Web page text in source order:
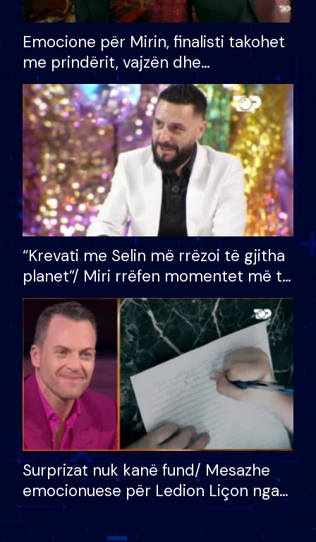
Emocione për Mirin, finalisti takohet
me prindërit, vajzën dhe
bashkëshorten: S’kemi ndonjë letër
divorci apo jo?
“Krevati me Selin më rrëzoi të gjitha
planet”/ Miri rrëfen momentet më të
bukura në shtëpinë e BB VIP: Do më
mungojë zilja e mëngjesit kur…
Surprizat nuk kanë fund/ Mesazhe
emocionuese për Ledion Liçon nga
nëna dhe fëmijët e tij, moderatori
nuk i mban dot lotët: Nuk meritoj…